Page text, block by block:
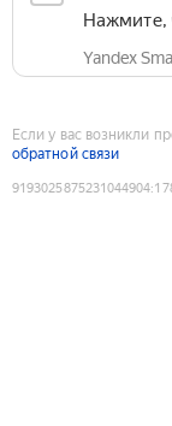
Нажмите,
Yandex
Если у вас возникли
обратной связи
9193025875231044904: